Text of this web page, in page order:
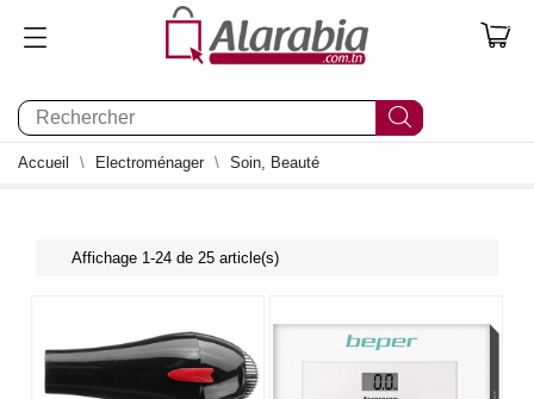
0
Accueil Electroménager Soin, Beauté
Affichage 1-24 de 25 article(s)